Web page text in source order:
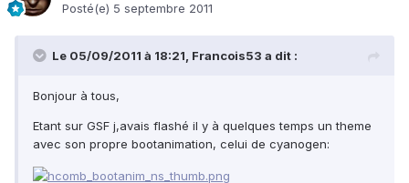
Posté(e) 5 septembre 2011
Le 05/09/2011 à 18:21, Francois53 a dit :
Bonjour à tous,
Etant sur GSF j,avais flashé il y à quelques temps un theme
avec son propre bootanimation, celui de cyanogen: